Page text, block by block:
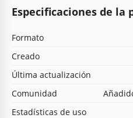
Especificaciones de la
Formato
Creado
Última actualización
Comunidad
Estadísticas de uso